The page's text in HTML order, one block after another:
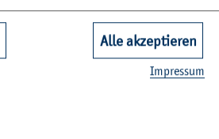
Alle akzeptieren
Im­pres­sum